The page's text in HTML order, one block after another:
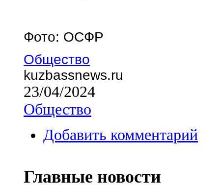
Фото: ОСФР
Общество
kuzbassnews.ru
23/04/2024
Общество
Добавить комментарий
Главные новости